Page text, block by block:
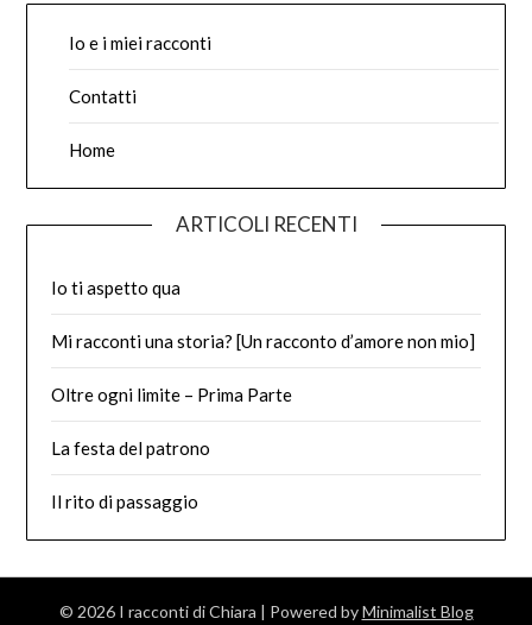
Io e i miei racconti
Contatti
Home
ARTICOLI RECENTI
Io ti aspetto qua
Mi racconti una storia? [Un racconto d’amore non mio]
Oltre ogni limite – Prima Parte
La festa del patrono
Il rito di passaggio
© 2026 I racconti di Chiara | Powered byMinimalist Blog